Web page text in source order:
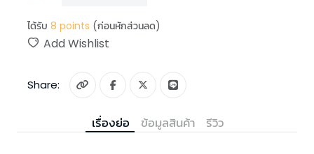
ได้รับ 8 points (ก่อนหักส่วนลด)
Add Wishlist
Share:
เรื่องย่อ ข้อมูลสินค้า รีวิว